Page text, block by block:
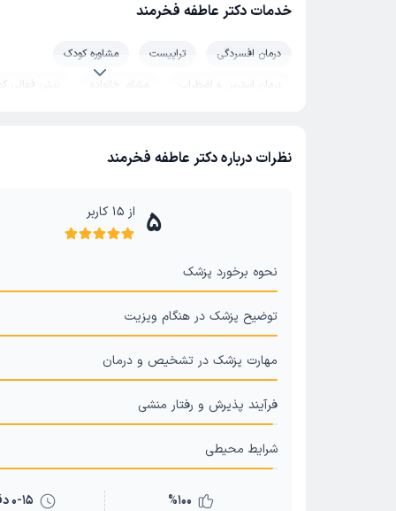
خدمات دکتر عاطفه فخرمند
درمان افسردگی تراپیست
مشاوره کودک
درمان استرس و اضطراب
مشاور خانواده
بیش فعالی
نظرات درباره دکتر عاطفه فخرمند
5 از 15کاربر
نحوه برخورد پزشک
توضیح پزشک در هنگام ویزیت
مهارت پزشک در تشخیص و درمان
فرآیند پذیرش و رفتار منشی
شرایط محیطی
%100
0-15 دقیقه